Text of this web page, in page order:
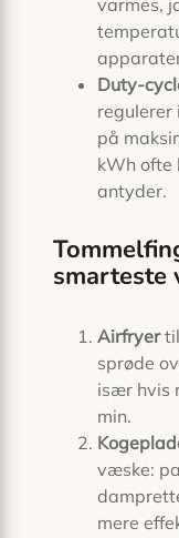
varmes,
Duty-
regulerer
på
kWh ofte
antyder.
Airfryertil
sprøde
især hvis
min.
væske:
mere